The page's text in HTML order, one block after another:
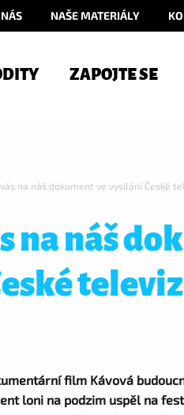
NAŠE MATERIÁLY
ZAPOJTE SE
na náš dokument ve vysílání České
na náš
film Kávová
loni na podzim uspěl na